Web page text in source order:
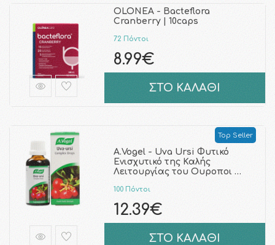
OLONEA - Bacteflora
Cranberry | 10caps
72 Πόντοι
8.99€
ΣΤΟ ΚΑΛΑΘΙ
Top Seller
A.Vogel - Uva Ursi Φυτικό
Ενισχυτικό της Καλής
Λειτουργίας του Ουροποι …
100 Πόντοι
12.39€
ΣΤΟ ΚΑΛΑΘΙ